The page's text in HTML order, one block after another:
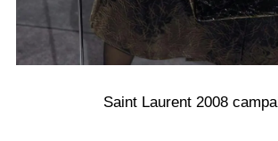
Saint Laurent 2008